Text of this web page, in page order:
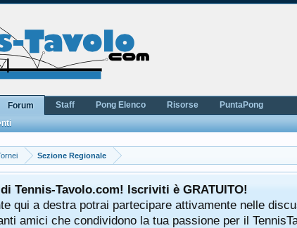
Sezione Regionale
Tennis-Tavolo.com! Iscriviti è GRATUITO!
qui a destra potrai partecipare attivamente nelle
amici che condividono la tua passione per il
Forum
Staff Pong Elenco Risorse PuntaPong